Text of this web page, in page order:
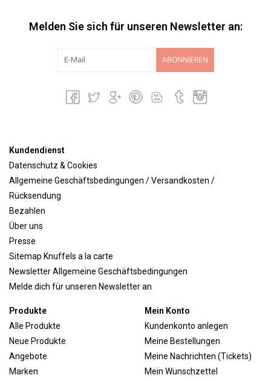
Melden Sie sich für unseren Newsletter an:
ABONNIEREN
Kundendienst
Datenschutz & Cookies
Allgemeine Geschäftsbedingungen / Versandkosten /
Rücksendung
Bezahlen
Über uns
Presse
Sitemap Knuffels a la carte
Newsletter Allgemeine Geschäftsbedingungen
Melde dich für unseren Newsletter an
Produkte
Alle Produkte
Neue Produkte
Angebote
Marken
Mein Konto
Kundenkonto anlegen
Meine Bestellungen
Meine Nachrichten (Tickets)
Mein Wunschzettel